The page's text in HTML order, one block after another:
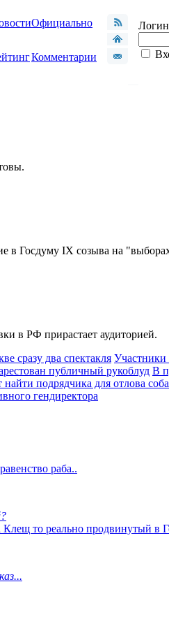
Официально
Комментарии
в Госдуму IX созыва на
в РФ прирастает аудиторией.
сразу два спектакля
публичный рукоблуд В
подрядчика для отлова
гендиректора
раба..
Клещ то реально продвинутый в